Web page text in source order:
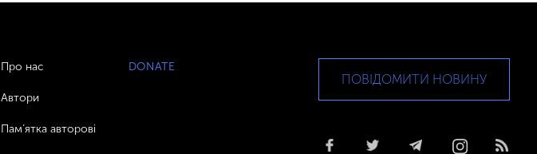
Про нас
Автори
Пам’ятка авторові
DONATE
ПОВІДОМИТИ НОВИНУ